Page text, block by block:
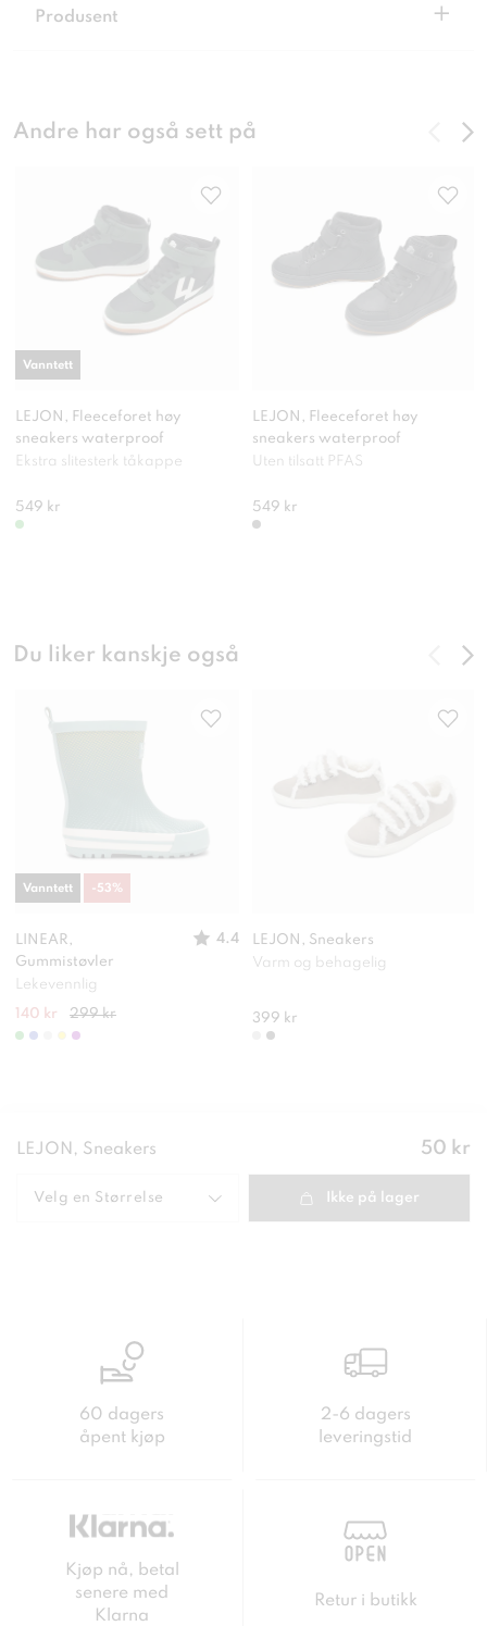
Produsent +
Andre har også sett på
LEJON, Fleeceforet høy
sneakers waterproof
Ekstra slitesterk tåkappe
549 kr
Vanntett
LEJON, Fleeceforet høy
sneakers waterproof
Uten tilsatt PFAS
549 kr
Du liker kanskje også
LINEAR,
Gummistøvler
4.4
Lekevennlig
140 kr 299 kr
Vanntett -53%
LEJON, Sneakers
Varm og behagelig
399 kr
LEJON, Sneakers Pris:
50 kr
Velg en Størrelse Ikke på lager
60 dagers
åpent kjøp
2-6 dagers
leveringstid
Kjøp nå, betal
senere med
Klarna
Retur i butikk